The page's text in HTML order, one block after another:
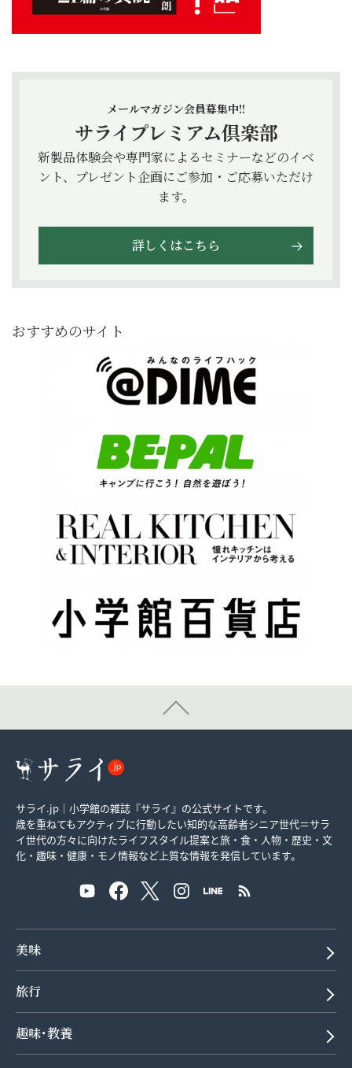
メールマガジン会員募集中!!
サライプレミアム倶楽部
新製品体験会や専門家によるセミナーなどのイベ
ント、プレゼント企画にご参加・ご応募いただけ
ます。
詳しくはこちら
おすすめのサイト
サライ.jp｜小学館の雑誌『サライ』の公式サイトです。
歳を重ねてもアクティブに行動したい知的な高齢者シニア世代＝サラ
イ世代の方々に向けたライフスタイル提案と旅・食・人物・歴史・文
化・趣味・健康・モノ情報など上質な情報を発信しています。
美味
旅行
趣味･教養